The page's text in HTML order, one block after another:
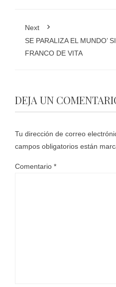
Next
SE PARALIZA EL MUNDO’
FRANCO DE VITA
DEJA UN
Tu dirección de correo
campos obligatorios están
Comentario *